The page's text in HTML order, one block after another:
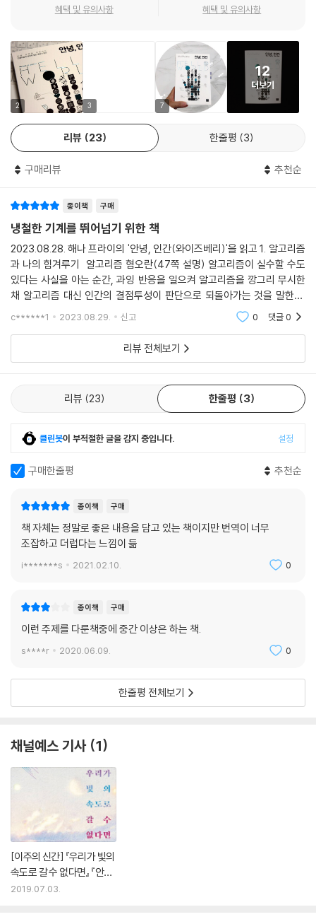
한다고 생각할지도 모른다. 아니면 ‘살인하지 말라’라는 성경 구절이 어떤
다고 생각할지도 모른다. --- p.192
내가 보기에 알고리즘을 시급히 규제해야 한다는 목소리가 범죄 수사 분야
보다 크고 분명한 곳은 없다. 범죄 수사 분야에서는 이런 시스템의 존재 자
체가 심각한 물음을 제기하는 데다가 답을 얻기도 쉽지 않기 때문이다. 어
쨌든 우리는 이런 난감한 딜레마에 직면해야 한다. 알고리즘을 기업과 분
리한다면 효과가 떨어져서 범죄율이 올라갈 것을 알면서도, 이해하거나 안
을 들여다볼 수 있는 알고리즘만 받아들이기를 고집해야 할까? 편향성이
내재하거나 오류를 저지를 가능성이 입증된 수학적 시스템은 모두 무시해
리즘에 적용하는 줄을 알면서도? 게다가 얼마나 편향되어야 편향이 지나
친 수준이 되는 것일까? 알고리즘 때문에 생기는 희생자보다 막을 수 있는
범죄 때문에 생기는 희생자를 우선시하는 지점은 어디일까? --- p.261
무엇보다도 알고리즘의 힘에 의문을 제기하기를 주저한 탓에 우리를 이용
하려 드는 사람들에게 기회를 열어주었다. 이 책을 쓸 자료를 조사하는 동
안, 나는 알고리즘이라는 신화에 속기 쉬운 인간의 습성을 악용해 이익을
얻으려 드는 온갖 엉터리 사기꾼과 마주쳤다. 어떤 이들은 과학적 반증이
버젓이 존재하는데도, 경찰과 정부에 얼굴 특성만을 근거로 어떤 사람이
테러리스트인지 소아성애자인지 ‘예측’할 수 있다고 주장하며 알고리즘을
판다. 어떤 이는 자기네 알고리즘이 제안하는 대로 영화 대본을 바꾸면 흥
행 수익이 오른다고 주장한다. 또 어떤 이는 눈 한 번 깜빡이지도 않고, 자
기네 알고리즘이 평생 하나뿐인 진정한 사랑을 찾아줄 수 있다고 주장한
다. 하지만 그들의 주장에 부합하는 알고리즘일지라도 걸핏하면 권위를 악
득하다.
알고리즘이 적용되는 대부분의 산업에서는 개인의 이익과 공공의 이익이
쟁이야말로 알고리즘이 믿을 만한지 파악하는 데 그치지 않고 인간의 한계
와 가치를 결정할 것이다.
저자는 의료 파트에서 개인정보 보호와 공익 사이의 갈등을 다룬다. 개인
뿐만 아니라 인류 전체의 건강 증진을 위해서는 수많은 사람의 데이터가
필요하다. 예컨대 암을 치료하는 데 쓰이는 의료 기계를 만들 때 개인과 인
류 중 누구를 위해 작동해야 할지 ‘선택’해야 하는 상황이 오게 마련이다.
결정할 때 핵심 목표에 맞추어 ‘되도록 많은 생명을 살리는’ 데 우선순위를
둘 것이다. 당연히 치료법도 오로지 환자 개개인의 이익만을 염두에 두는
기계와는 다르게 제시할 것이다. NHS나 보험사의 목적에 맞추어 작동하
는 기계는 되도록 비용을 적게 들이려고 할 테고, 제약회사에 도움이 되도
록 설계한 기계는 특정 약품을 다른 약품보다 많이 쓰도록 촉진하는 데 초
점을 맞출 것이다.” 따라서 당신의 선택이 누군가의 이익을 가져올 것인지
경계해야 한다고 힘주어 이야기한다.
이어서 자율주행 차량을 설계할 때 충돌 시 어느 쪽의 목숨을 우선해야 하
는지 선택하기 어려운 딜레마도 다룬다. 저자는 충돌을 피할 수 없는 상황
만은 살릴 것인지와 같은 선택을 피할 수 없는 상황을 가정하며 자율주행
에 책임 소재와 윤리적 문제가 자리한다고 지적한다. 이는 “무인자동차에
하는 알고리즘을 우리가 어떻게 느끼는지 시험”하는 중요한 질문이기도
은 부풀려진다. 신기술의 중심에는 힘과 기대치, 통제, 책임의 위임과 관련
한 난제들이 자리하기 때문이다. 저자는 개인정보가 악용될 위험과 책임
문제 등을 무릅쓰고 알고리즘을 신뢰할 수 있을지 현실을 짚으며 최선의
해법을 제안한다.
이 책은 알고리즘이 나쁘다고 주장하는 것이 아니다. 다만 알고리즘으로
얻는 이익이 해로움보다 큰지 질문을 던져야 한다고 말한다. 그리하여 “자
신의 판단보다 기계를 더 신뢰해야 할 때가 언제인지, 기계에 통제권을 맡
기고 싶은 유혹을 떨쳐야 할 때가 언제인지를 알아본다.” 또한 우리가 얻을
이익과 해악을 구분하여 어떤 미래를 만들지 전망과 과제를 냉철하게 파헤
친다.
기계와 인간의 완벽한 공생을 통한 미래의 가능성을 제시하는 이 책은 각
정표가 되어줄 것이다.
혜택 및 유의사항 혜택 및 유의사항
2 3 7
12
더보기
리뷰 23 한줄평 3
구매리뷰 추천순
종이책 구매
냉철한 기계를 뛰어넘기 위한 책
2023.08.28. 해나 프라이의 '안녕, 인간(와이즈베리)'을 읽고 1. 알고리즘
과 나의 힘겨루기 알고리즘 혐오란(47쪽 설명) 알고리즘이 실수할 수도
있다는 사실을 아는 순간, 과잉 반응을 일으켜 알고리즘을 깡그리 무시한
채 알고리즘 대신 인간의 결점투성이 판단으로 되돌아가는 것을 말한다.
나는 이 정의에 온전하게 부합하지 않지만, 알고리즘 혐오를 하는 사람들
c******1 2023.08.29. 신고 0 댓글0
리뷰 전체보기
리뷰 23 한줄평 3
클린봇이 부적절한 글을 감지 중입니다. 설정
구매한줄평 추천순
종이책 구매
책 자체는 정말로 좋은 내용을 담고 있는 책이지만 번역이 너무
조잡하고 더럽다는 느낌이 듦
i*******s 2021.02.10. 0
종이책 구매
이런 주제를 다룬책중에 중간 이상은 하는 책.
s****r 2020.06.09. 0
한줄평 전체보기
채널예스 기사 1
[이주의 신간] 『우리가 빛의
속도로 갈 수 없다면』 『안녕,
인간』 외
2019.07.03.